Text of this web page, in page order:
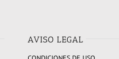
AVISO LEGAL